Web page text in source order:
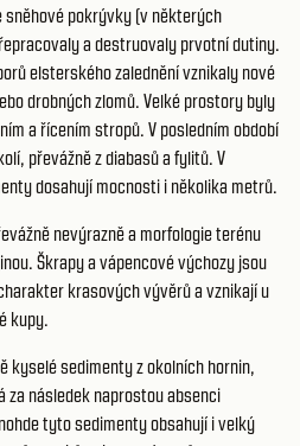
pokrývky (v některých
a destruovaly prvotní dutiny.
elsterského zalednění vznikaly nové
drobných zlomů. Velké prostory byly
a řícením stropů. V posledním období
převážně z diabasů a fylitů. V
dosahují mocnosti i několika metrů.
nevýrazně a morfologie terénu
Škrapy a vápencové výchozy jsou
krasových vývěrů a vznikají u
kupy.
kyselé sedimenty z okolních hornin,
za následek naprostou absenci
tyto sedimenty obsahují i velký